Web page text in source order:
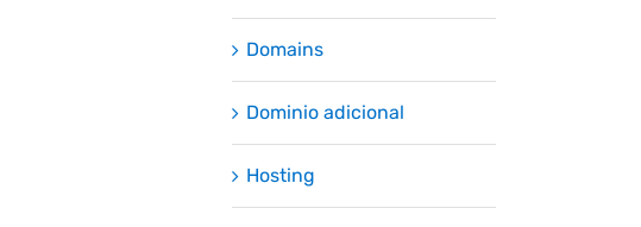
Domains
Dominio adicional
Hosting